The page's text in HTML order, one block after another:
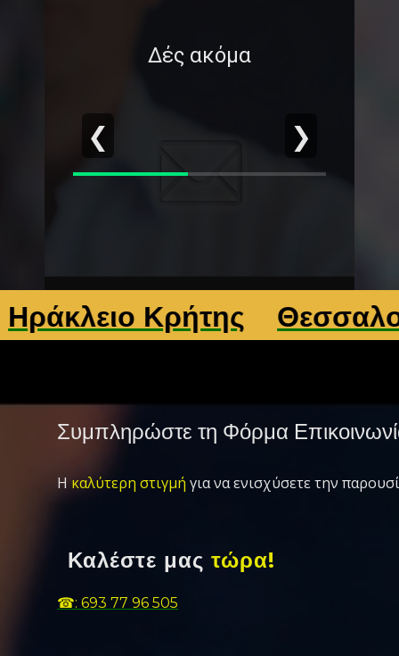
Δές ακόμα
❮ ❯
Κρήτης Θεσσαλονίκη
Συμπληρώστε τη Φόρμα
Η καλύτερη στιγμή για να ενισχύσετε την
Καλέστε μας τώρα!
☎: 693 77 96 505